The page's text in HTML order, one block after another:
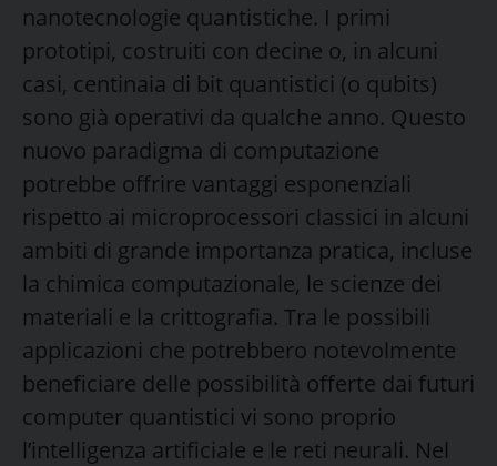
nanotecnologie quantistiche. I primi
prototipi, costruiti con decine o, in alcuni
casi, centinaia di bit quantistici (o qubits)
sono già operativi da qualche anno. Questo
nuovo paradigma di computazione
potrebbe offrire vantaggi esponenziali
rispetto ai microprocessori classici in alcuni
ambiti di grande importanza pratica, incluse
la chimica computazionale, le scienze dei
materiali e la crittografia. Tra le possibili
applicazioni che potrebbero notevolmente
beneficiare delle possibilità offerte dai futuri
computer quantistici vi sono proprio
l’intelligenza artificiale e le reti neurali. Nel